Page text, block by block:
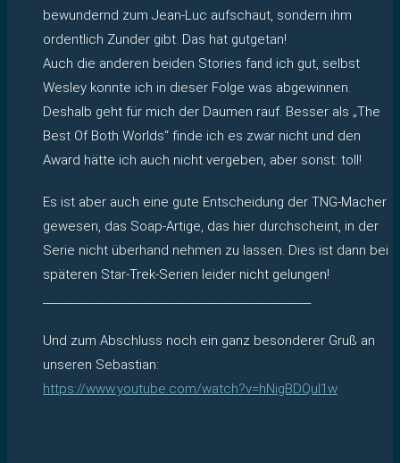
bewundernd zum Jean-Luc aufschaut, sondern ihm
ordentlich Zunder gibt. Das hat gutgetan!
Auch die anderen beiden Stories fand ich gut, selbst
Wesley konnte ich in dieser Folge was abgewinnen.
Deshalb geht für mich der Daumen rauf. Besser als „The
Best Of Both Worlds“ finde ich es zwar nicht und den
Award hätte ich auch nicht vergeben, aber sonst: toll!
Es ist aber auch eine gute Entscheidung der TNG-Macher
gewesen, das Soap-Artige, das hier durchscheint, in der
Serie nicht überhand nehmen zu lassen. Dies ist dann bei
späteren Star-Trek-Serien leider nicht gelungen!
Und zum Abschluss noch ein ganz besonderer Gruß an
unseren Sebastian:
https://www.youtube.com/watch?v=hNigBDQuI1w